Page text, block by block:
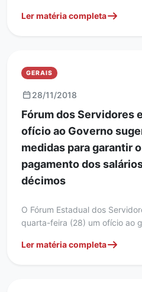
Ler matéria completa
GERAIS
28/11/2018
Fórum dos Servidores
ofício ao Governo
medidas para garantir o
pagamento dos
décimos
O Fórum Estadual dos
quarta-feira (28) um ofício ao
Ler matéria completa